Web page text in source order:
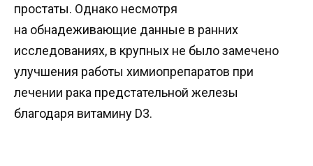
простаты. Однако несмотря
на обнадеживающие данные в ранних
исследованиях, в крупных не было замечено
улучшения работы химиопрепаратов при
лечении рака предстательной железы
благодаря витамину D3.